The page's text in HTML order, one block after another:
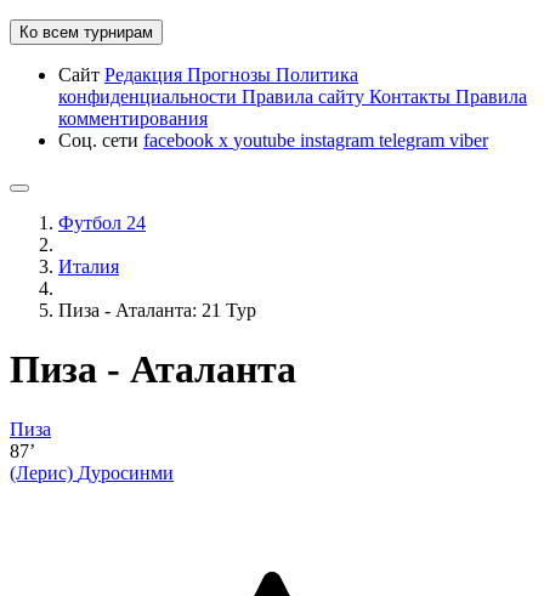
Ко всем турнирам
Сайт Редакция Прогнозы Политика
конфиденциальности Правила сайту Контакты Правила
комментирования
Соц. сети facebook x youtube instagram telegram viber
Футбол 24
Италия
Пиза - Аталанта: 21 Тур
Пиза - Аталанта
Пиза
87’
(Лерис) Дуросинми